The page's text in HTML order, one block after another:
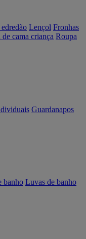
Lençol Fronhas
de cama criança Roupa
Guardanapos
banho Luvas de banho